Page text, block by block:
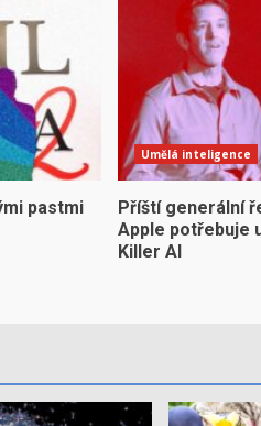
pastmi
Umělá inteligence
Příští generální
Apple potřebuje
Killer AI